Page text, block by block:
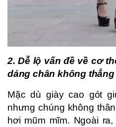
2. Dễ lộ vấn đề về cơ
dáng chân không thẳng
Mặc dù giày cao gót
nhưng chúng không
hơi mũm mĩm. Ngoài